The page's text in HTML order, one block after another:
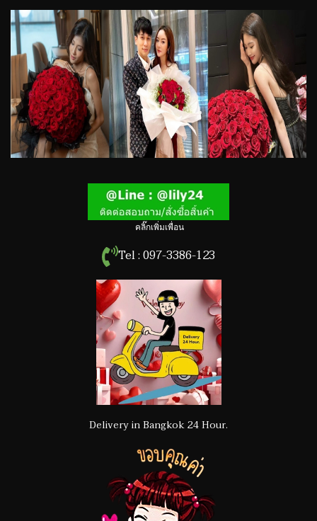
คลิ๊กเพิ่มเพื่อน
Tel : 097-3386-123
Delivery in Bangkok 24 Hour.